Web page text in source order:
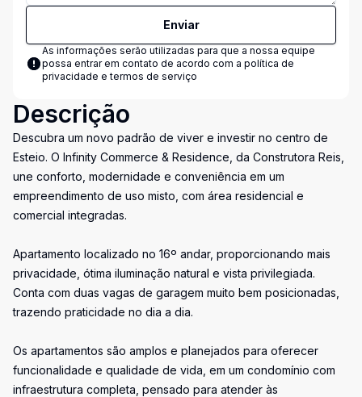
Enviar
As informações serão utilizadas para que a nossa equipe
possa entrar em contato de acordo com a política de
privacidade e termos de serviço
Descrição
Descubra um novo padrão de viver e investir no centro de
Esteio. O Infinity Commerce & Residence, da Construtora Reis,
une conforto, modernidade e conveniência em um
empreendimento de uso misto, com área residencial e
comercial integradas.
Apartamento localizado no 16º andar, proporcionando mais
privacidade, ótima iluminação natural e vista privilegiada.
Conta com duas vagas de garagem muito bem posicionadas,
trazendo praticidade no dia a dia.
Os apartamentos são amplos e planejados para oferecer
funcionalidade e qualidade de vida, em um condomínio com
infraestrutura completa, pensado para atender às